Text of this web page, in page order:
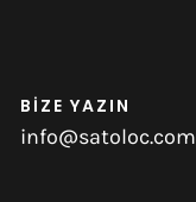
BİZE YAZIN
info@satoloc.com